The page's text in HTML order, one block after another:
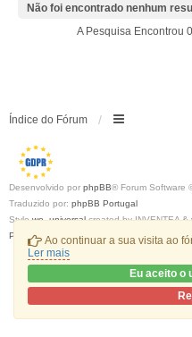
Ao continuar a sua visita ao
Ler mais
Eu aceito o
Não foi encontrado nenhum
A Pesquisa Encontrou
Índice do Fórum
Desenvolvido por phpBB® Forum Software
Traduzido por: phpBB Portugal
Stylewe_universalcreated by INVENTEA &
Privacidade
Termos